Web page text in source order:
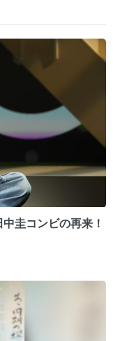
圭コンビの再来！